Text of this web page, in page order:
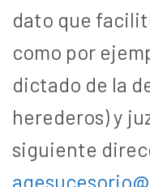
dato que
como por
dictado de la
herederos) y
siguiente